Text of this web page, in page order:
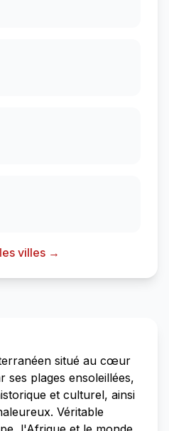
villes →
situé au cœur
ses plages ensoleillées,
et culturel, ainsi
Véritable